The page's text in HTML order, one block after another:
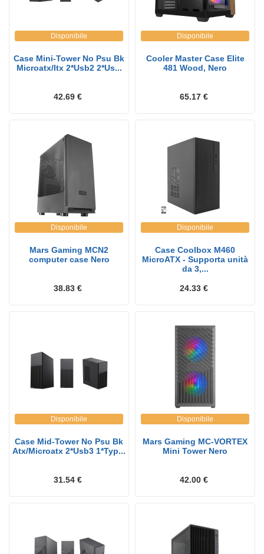
Disponibile
Case Mini-Tower No Psu Bk
Microatx/Itx 2*Usb2 2*Us...
42.69 €
Disponibile
Cooler Master Case Elite
481 Wood, Nero
65.17 €
Disponibile
Mars Gaming MCN2
computer case Nero
38.83 €
Disponibile
Case Coolbox M460
MicroATX - Supporta unità
da 3,...
24.33 €
Disponibile
Case Mid-Tower No Psu Bk
Atx/Microatx 2*Usb3 1*Typ...
31.54 €
Disponibile
Mars Gaming MC-VORTEX
Mini Tower Nero
42.00 €